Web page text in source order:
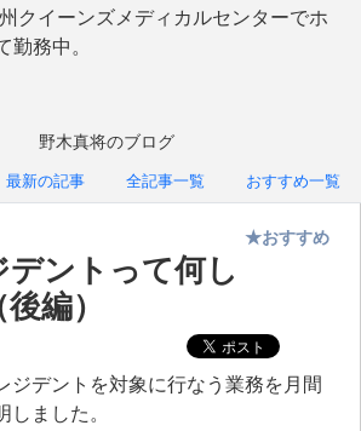
クイーンズメディカルセンターでホ
勤務中。
野木真将のブログ
最新の記事 全記事一覧 おすすめ一覧
デントって何し
編）
★おすすめ
ジデントを対象に行なう業務を月間
しました。